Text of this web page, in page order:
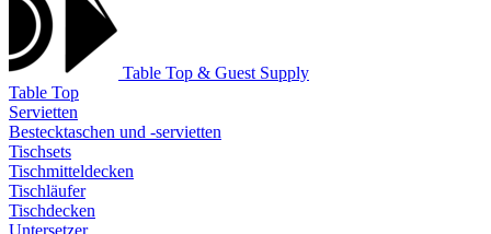
Table Top & Guest Supply
Table Top
Servietten
Bestecktaschen und -servietten
Tischsets
Tischmitteldecken
Tischläufer
Tischdecken